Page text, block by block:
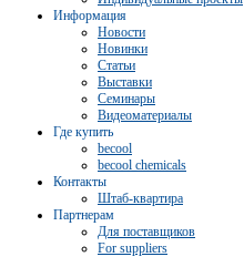
Информация
Новости
Новинки
Статьи
Выставки
Семинары
Видеоматериалы
Где купить
becool
becool chemicals
Контакты
Штаб-квартира
Партнерам
Для поставщиков
For suppliers